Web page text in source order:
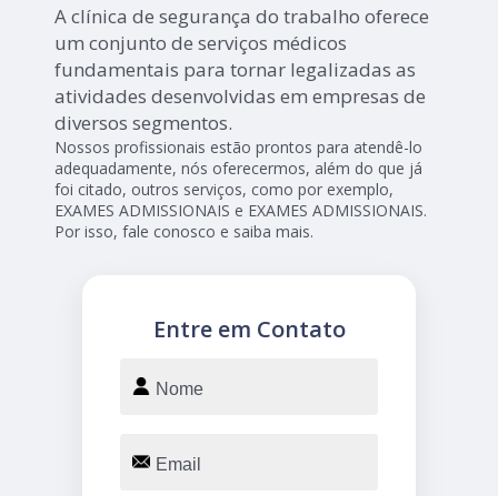
A clínica de segurança do trabalho oferece
um conjunto de serviços médicos
fundamentais para tornar legalizadas as
atividades desenvolvidas em empresas de
diversos segmentos.
Nossos profissionais estão prontos para atendê-lo
adequadamente, nós oferecermos, além do que já
foi citado, outros serviços, como por exemplo,
EXAMES ADMISSIONAIS e EXAMES ADMISSIONAIS.
Por isso, fale conosco e saiba mais.
Entre em Contato